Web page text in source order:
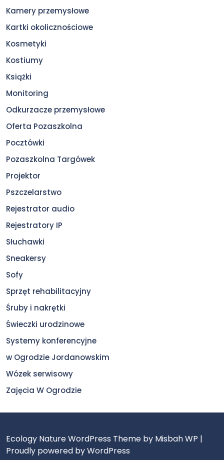
Kamery przemysłowe
Kartki okolicznościowe
Kosmetyki
Kostiumy
Książki
Monitoring
Odkurzacze przemysłowe
Oferta Pozaszkolna
Pocztówki
Pozaszkolna Targówek
Projektor
Pszczelarstwo
Rejestrator audio
Rejestratory IP
Słuchawki
Sneakersy
Sofy
Sprzęt rehabilitacyjny
Śruby i nakrętki
Świeczki urodzinowe
Systemy konferencyjne
w Ogrodzie Jordanowskim
Wózek serwisowy
Zajęcia W Ogrodzie
Ecology Nature WordPress Theme by Misbah WP |
Proudly powered by WordPress